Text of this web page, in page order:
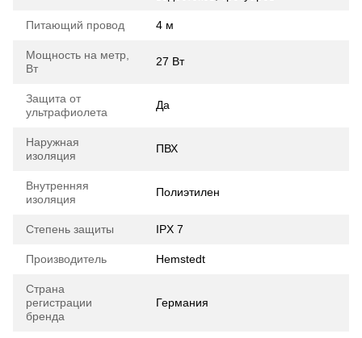
Питающий провод 4 м
Мощность на метр,
Вт
27 Вт
Защита от
ультрафиолета
Да
Наружная
изоляция
ПВХ
Внутренняя
изоляция
Полиэтилен
Степень защиты IPX 7
Производитель Hemstedt
Страна
регистрации
бренда
Германия